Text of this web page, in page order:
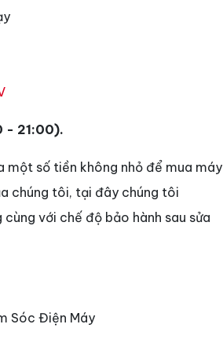
- 21:00).
một số tiền không nhỏ để mua máy
chúng tôi, tại đây chúng tôi
với chế độ bảo hành sau sửa
Sóc Điện Máy